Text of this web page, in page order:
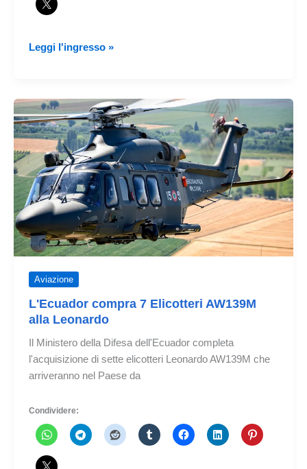
Incorporazione
3
Airbus
Helicopters
e
un
altro
PZL
M28
Leggi l'ingresso »
Aviazione
L'Ecuador compra 7 Elicotteri AW139M
alla Leonardo
Il Ministero della Difesa dell'Ecuador completa
l'acquisizione di sette elicotteri Leonardo AW139M che
arriveranno nel Paese da
Condividere: